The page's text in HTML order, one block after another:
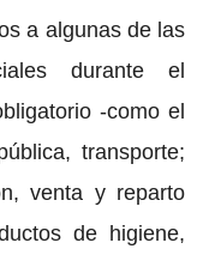
a algunas de las
durante el
-como el
transporte;
venta y reparto
de higiene,